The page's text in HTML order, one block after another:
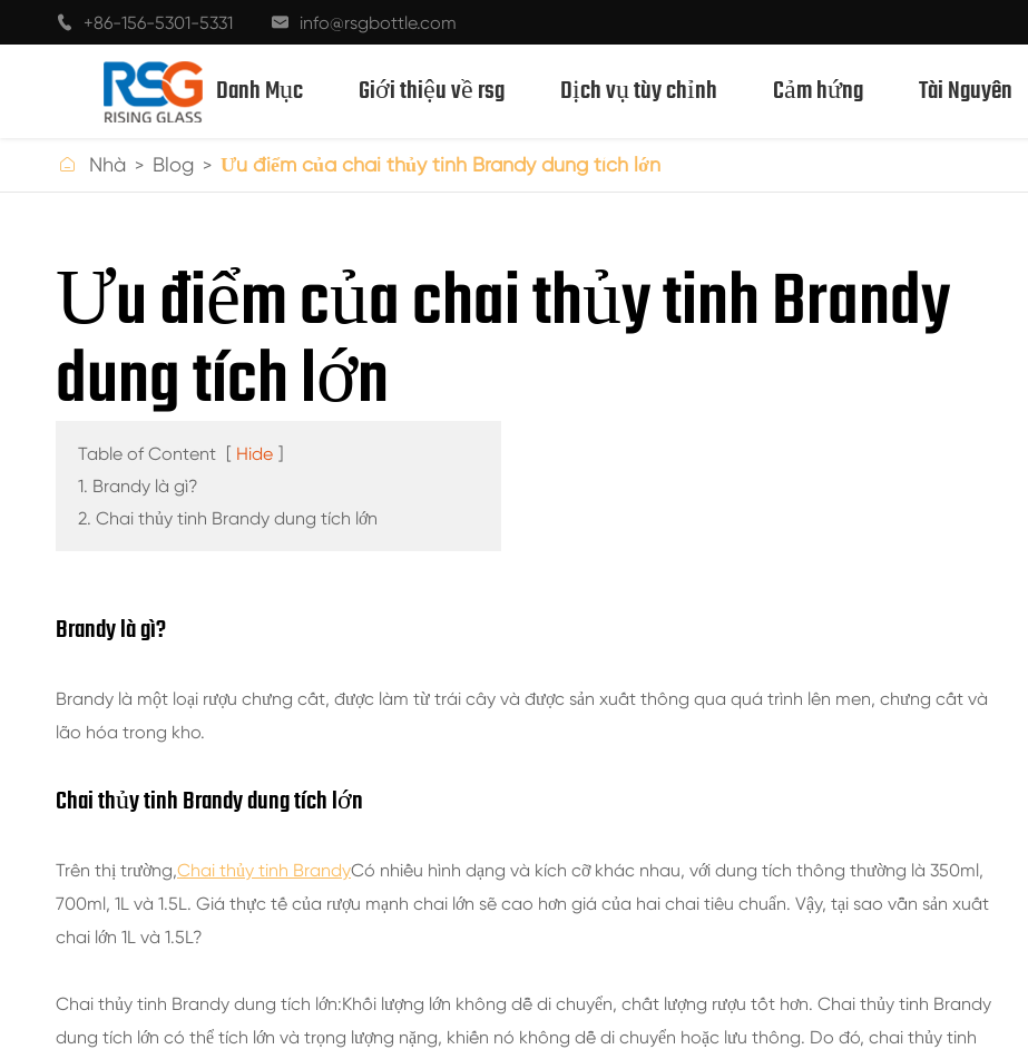
 +86-156-5301-5331  info@rsgbottle.com
Danh Mục
CHAI RƯỢU THỦY TINH
CHAI THỦY TINH MÀU SÂM BANH
CHAI BIA
CHAI DẦU
CHAI NƯỚC GIẢI KHÁT THỦY TINH
LỌ THỦY TINH
Chai Thủy Tinh Rượu Mạnh 700ml
Chai Thủy Tinh Rượu Mạnh 500ml
Giới thiệu về rsg Dịch vụ tùy chỉnh Cảm hứng Tài Nguyên
 Nhà Blog Ưu điểm của chai thủy tinh Brandy dung tích lớn
Ưu điểm của chai thủy tinh Brandy
dung tích lớn
Table of Content [ Hide ]
1. Brandy là gì?
2. Chai thủy tinh Brandy dung tích lớn
Brandy là gì?
Brandy là một loại rượu chưng cất, được làm từ trái cây và được sản xuất thông qua quá trình lên men, chưng cất và
lão hóa trong kho.
Chai thủy tinh Brandy dung tích lớn
Trên thị trường,Chai thủy tinh BrandyCó nhiều hình dạng và kích cỡ khác nhau, với dung tích thông thường là 350ml,
700ml, 1L và 1.5L. Giá thực tế của rượu mạnh chai lớn sẽ cao hơn giá của hai chai tiêu chuẩn. Vậy, tại sao vẫn sản xuất
chai lớn 1L và 1.5L?
Chai thủy tinh Brandy dung tích lớn:Khối lượng lớn không dễ di chuyển, chất lượng rượu tốt hơn. Chai thủy tinh Brandy
dung tích lớn có thể tích lớn và trọng lượng nặng, khiến nó không dễ di chuyển hoặc lưu thông. Do đó, chai thủy tinh